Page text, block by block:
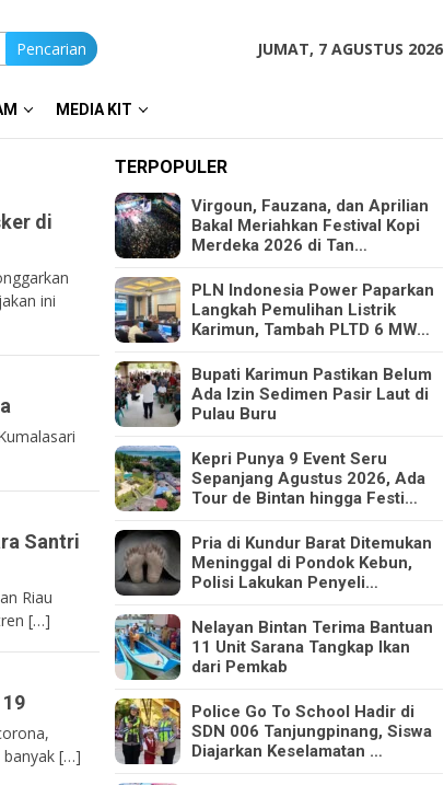
Pencarian JUMAT, 7 AGUSTUS 2026
MEDIA KIT
di
ini
Santri
Riau
[…]
banyak […]
TERPOPULER
Virgoun, Fauzana, dan Aprilian
Bakal Meriahkan Festival Kopi
Merdeka 2026 di Tan…
PLN Indonesia Power Paparkan
Langkah Pemulihan Listrik
Karimun, Tambah PLTD 6 MW…
Bupati Karimun Pastikan Belum
Ada Izin Sedimen Pasir Laut di
Pulau Buru
Kepri Punya 9 Event Seru
Sepanjang Agustus 2026, Ada
Tour de Bintan hingga Festi…
Pria di Kundur Barat Ditemukan
Meninggal di Pondok Kebun,
Polisi Lakukan Penyeli…
Nelayan Bintan Terima Bantuan
11 Unit Sarana Tangkap Ikan
dari Pemkab
Police Go To School Hadir di
SDN 006 Tanjungpinang, Siswa
Diajarkan Keselamatan …